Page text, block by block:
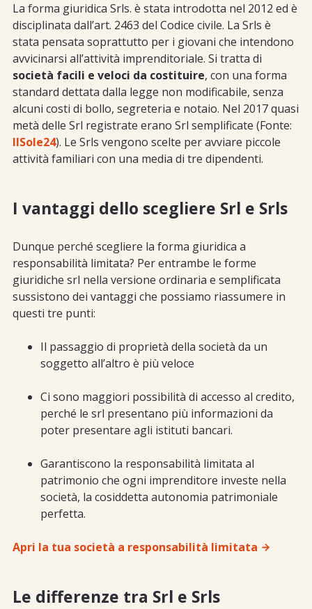
La forma giuridica Srls. è stata introdotta nel 2012 ed è
disciplinata dall’art. 2463 del Codice civile. La Srls è
stata pensata soprattutto per i giovani che intendono
avvicinarsi all’attività imprenditoriale. Si tratta di
società facili e veloci da costituire, con una forma
standard dettata dalla legge non modificabile, senza
alcuni costi di bollo, segreteria e notaio. Nel 2017 quasi
metà delle Srl registrate erano Srl semplificate (Fonte:
IlSole24). Le Srls vengono scelte per avviare piccole
attività familiari con una media di tre dipendenti.
I vantaggi dello scegliere Srl e Srls
Dunque perché scegliere la forma giuridica a
responsabilità limitata? Per entrambe le forme
giuridiche srl nella versione ordinaria e semplificata
sussistono dei vantaggi che possiamo riassumere in
questi tre punti:
Il passaggio di proprietà della società da un
soggetto all’altro è più veloce
Ci sono maggiori possibilità di accesso al credito,
perché le srl presentano più informazioni da
poter presentare agli istituti bancari.
Garantiscono la responsabilità limitata al
patrimonio che ogni imprenditore investe nella
società, la cosiddetta autonomia patrimoniale
perfetta.
Apri la tua società a responsabilità limitata
Le differenze tra Srl e Srls